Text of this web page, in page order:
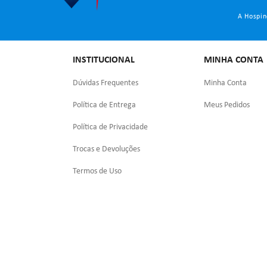
A
INSTITUCIONAL
Dúvidas Frequentes
Política de Entrega
Política de Privacidade
Trocas e Devoluções
Termos de Uso
MINHA CONTA
Minha Conta
Meus Pedidos